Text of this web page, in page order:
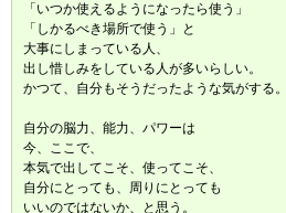
「いつか使えるようになったら使う」
「しかるべき場所で使う」と
大事にしまっている人、
出し惜しみをしている人が多いらしい。
かつて、自分もそうだったような気がする
自分の脳力、能力、パワーは
今、ここで、
本気で出してこそ、使ってこそ、
自分にとっても、周りにとっても
いいのではないか、と思う。